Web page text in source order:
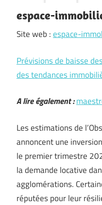
espace-
Site web :espace-
Prévisions de baisse
des tendances
A lire également :
Les estimations de
annoncent une
le premier trimestre
la demande locative
agglomérations.
réputées pour leur